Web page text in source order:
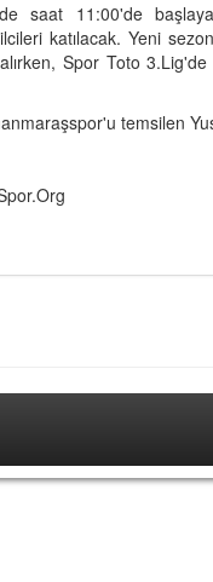
saat 11:00'de
katılacak. Yeni
Spor Toto
temsilen